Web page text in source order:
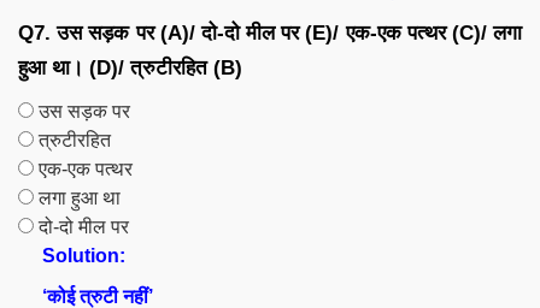
Q7. उस सड़क पर (A)/ दो-दो मील पर (E)/ एक-एक पत्थर (C)/ लगा
हुआ था। (D)/ त्रुटीरहित (B)
उस सड़क पर
त्रुटीरहित
एक-एक पत्थर
लगा हुआ था
दो-दो मील पर
Solution:
‘कोई त्रुटी नहीं’